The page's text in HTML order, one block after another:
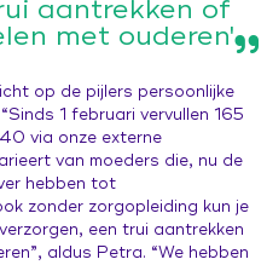
aantrekken of
met ouderen'
op de pijlers persoonlijke
1 februari vervullen 165
via onze externe
van moeders die, nu de
hebben tot
zonder zorgopleiding kun je
een trui aantrekken
aldus Petra. “We hebben